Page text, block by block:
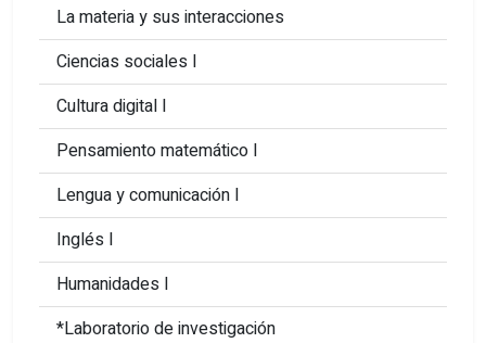
La materia y sus interacciones
Ciencias sociales I
Cultura digital I
Pensamiento matemático I
Lengua y comunicación I
Inglés I
Humanidades I
*Laboratorio de investigación